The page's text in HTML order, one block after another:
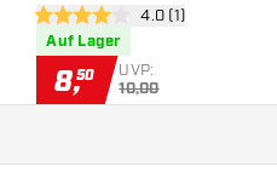
öffnen
4 Bewertungssterne
4.0 (1)
Auf Lager
8,50 UVP:
10,00